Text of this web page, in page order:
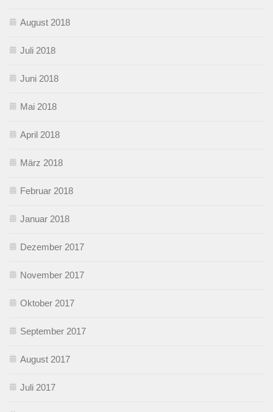
August 2018
Juli 2018
Juni 2018
Mai 2018
April 2018
März 2018
Februar 2018
Januar 2018
Dezember 2017
November 2017
Oktober 2017
September 2017
August 2017
Juli 2017